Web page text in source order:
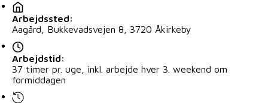
Arbejdssted:
Aagård, Bukkevadsvejen 8, 3720 Åkirkeby
Arbejdstid:
37 timer pr. uge, inkl. arbejde hver 3. weekend om
formiddagen